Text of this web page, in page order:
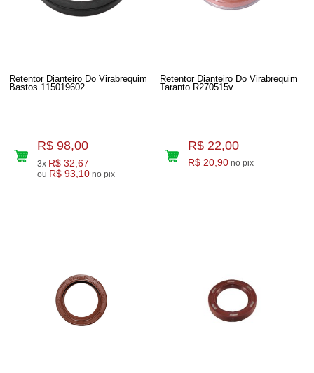
Retentor Dianteiro Do Virabrequim
Bastos 115019602
R$ 98,00
3x R$ 32,67
ou R$ 93,10 no pix
Retentor Dianteiro Do Virabrequim
Taranto R270515v
R$ 22,00
R$ 20,90 no pix